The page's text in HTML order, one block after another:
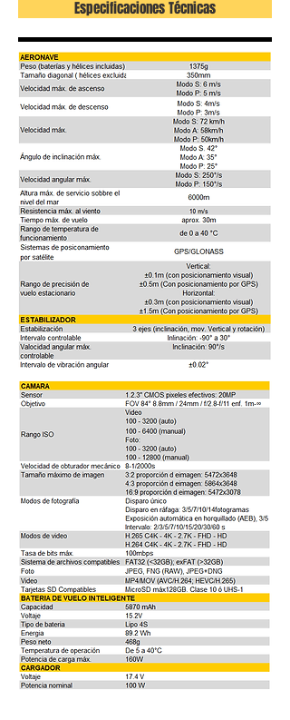
Especificaciones Técnicas